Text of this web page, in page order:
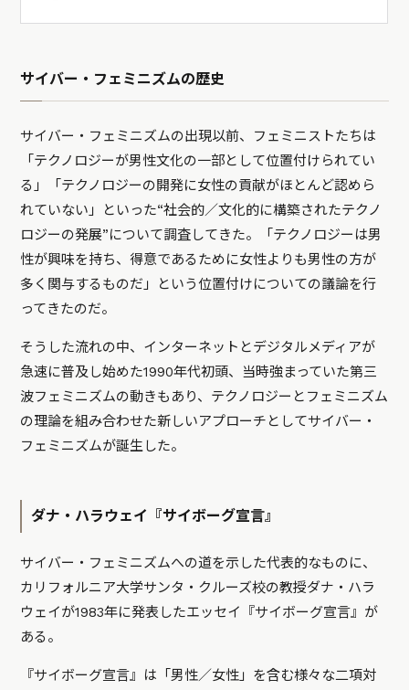
サイバー・フェミニズムの歴史
サイバー・フェミニズムの出現以前、フェミニストたちは
「テクノロジーが男性文化の一部として位置付けられてい
る」「テクノロジーの開発に女性の貢献がほとんど認めら
れていない」といった“社会的／文化的に構築されたテクノ
ロジーの発展”について調査してきた。「テクノロジーは男
性が興味を持ち、得意であるために女性よりも男性の方が
多く関与するものだ」という位置付けについての議論を行
ってきたのだ。
そうした流れの中、インターネットとデジタルメディアが
急速に普及し始めた1990年代初頭、当時強まっていた第三
波フェミニズムの動きもあり、テクノロジーとフェミニズム
の理論を組み合わせた新しいアプローチとしてサイバー・
フェミニズムが誕生した。
ダナ・ハラウェイ『サイボーグ宣言』
サイバー・フェミニズムへの道を示した代表的なものに、
カリフォルニア大学サンタ・クルーズ校の教授ダナ・ハラ
ウェイが1983年に発表したエッセイ『サイボーグ宣言』が
ある。
『サイボーグ宣言』は「男性／女性」を含む様々な二項対